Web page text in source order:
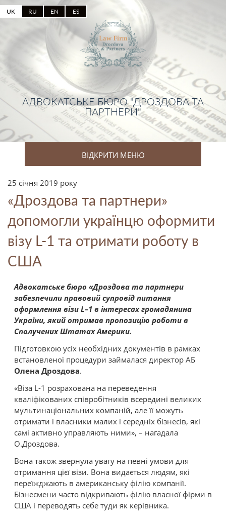
UK RU EN ES
АДВОКАТСЬКЕ БЮРО "ДРОЗДОВА ТА
ПАРТНЕРИ"
ВІДКРИТИ МЕНЮ
25 січня 2019 року
«Дроздова та партнери»
допомогли українцю оформити
візу L-1 та отримати роботу в
США
Адвокатське бюро «Дроздова та партнери
забезпечили правовий супровід питання
оформлення візи L–1 в інтересах громадянина
України, який отримав пропозицію роботи в
Сполучених Штатах Америки.
Підготовкою усіх необхідних документів в рамках
встановленої процедури займалася директор АБ
Олена Дроздова.
«Віза L-1 розрахована на переведення
кваліфікованих співробітників всередині великих
мультинаціональних компаній, але її можуть
отримати і власники малих і середніх бізнесів, які
самі активно управляють ними», – нагадала
О.Дроздова.
Вона також звернула увагу на певні умови для
отримання цієї візи. Вона видається людям, які
переїжджають в американську філію компанії.
Бізнесмени часто відкривають філію власної фірми в
США і переводять себе туди як керівника.